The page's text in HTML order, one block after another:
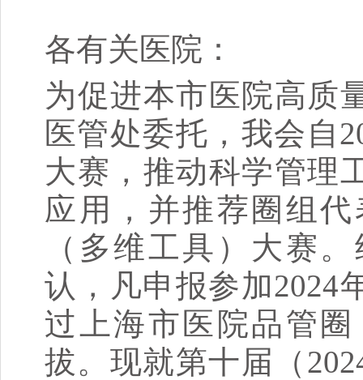
各有关医院：
为促进本市医院高质
医管处委托，我会自
大赛，推动科学管理
应用，并推荐圈组
（多维工具）大赛
认，凡申报参加2024
过上海市医院品管
拔。现就第十届（